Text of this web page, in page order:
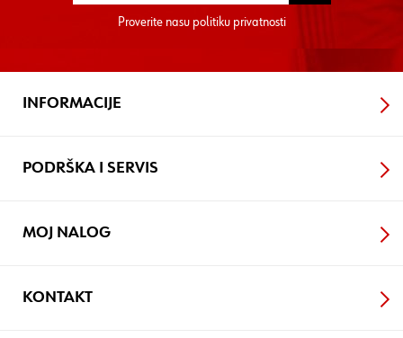
Proverite nasu politiku privatnosti
INFORMACIJE
PODRŠKA I SERVIS
MOJ NALOG
KONTAKT